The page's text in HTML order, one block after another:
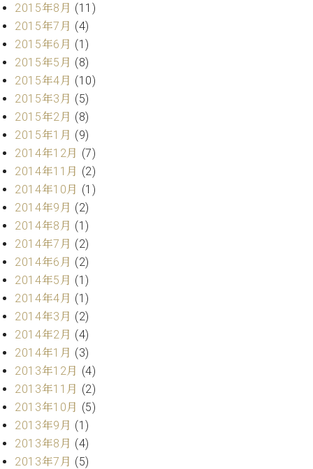
2015年8月 (11)
2015年7月 (4)
2015年6月 (1)
2015年5月 (8)
2015年4月 (10)
2015年3月 (5)
2015年2月 (8)
2015年1月 (9)
2014年12月 (7)
2014年11月 (2)
2014年10月 (1)
2014年9月 (2)
2014年8月 (1)
2014年7月 (2)
2014年6月 (2)
2014年5月 (1)
2014年4月 (1)
2014年3月 (2)
2014年2月 (4)
2014年1月 (3)
2013年12月 (4)
2013年11月 (2)
2013年10月 (5)
2013年9月 (1)
2013年8月 (4)
2013年7月 (5)